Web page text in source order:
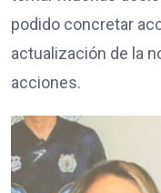
podido concretar
actualización de la
acciones.